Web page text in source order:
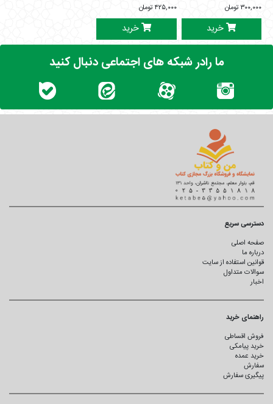
۳۰۰,۰۰۰ تومان
خرید
۴۲۵,۰۰۰ تومان
خرید
ما رادر شبکه های اجتماعی دنبال کنید
دسترسی سریع
صفحه اصلی
درباره ما
قوانین استفاده از سایت
سوالات متداول
اخبار
راهنمای خرید
فروش اقساطی
خرید پیامکی
خرید عمده
سفارش
پیگیری سفارش